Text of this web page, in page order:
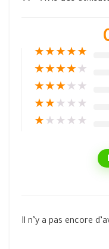
★★★★★
★★★★★
★★★★ ★
★★★ ★ ★
★★ ★ ★ ★
Il n’y a pas encore